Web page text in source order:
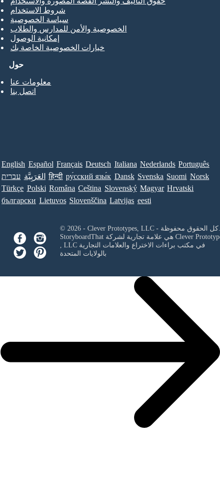
حول
معلومات عنا
اتصل بنا
شروط الاستخدام
سياسة الخصوصية
الخصوصية والأمن للمدارس والطلاب
إمكانية الوصول
خيارات الخصوصية الخاصة بك
English Español Français Deutsch Italiana Nederlands Português
עברית العَرَبِيَّة हिन्दी ру́сский язы́к Dansk Svenska Suomi Norsk
Türkçe Polski Româna Ceština Slovenský Magyar Hrvatski
български Lietuvos Slovenščina Latvijas eesti
© 2026 - Clever Prototypes, LLC - كل الحقوق محفوظة.
StoryboardThat هي علامة تجارية لشركة Clever
, LLCفي مكتب براءات الاختراع والعلامات التجارية
بالولايات المتحدة